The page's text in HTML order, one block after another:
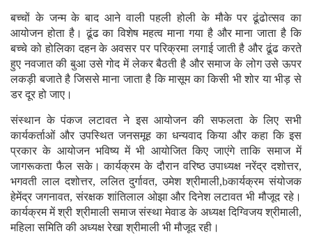
बच्चों के जन्म के बाद आने वाली पहली होली के मौके पर ढूंढोत्सव का
आयोजन होता है। ढूंढ का विशेष महत्व माना गया है और माना जाता है कि
बच्चे को होलिका दहन के अवसर पर परिक्रमा लगाई जाती है और ढूंढ करते
हुए नवजात की बुआ उसे गोद में लेकर बैठती है और समाज के लोग उसे ऊपर
लकड़ी बजाते है जिससे माना जाता है कि मासूम का किसी भी शोर या भीड़ से
डर दूर हो जाए।
संस्थान के पंकज लटावत ने इस आयोजन की सफलता के लिए सभी
कार्यकर्ताओं और उपस्थित जनसमूह का धन्यवाद किया और कहा कि इस
प्रकार के आयोजन भविष्य में भी आयोजित किए जाएंगे ताकि समाज में
जागरूकता फैल सके। कार्यक्रम के दौरान वरिष्ठ उपाध्यक्ष नरेंद्र दशोत्तर,
भगवती लाल दशोत्तर, ललित दुर्गावत, उमेश श्रीमाली,bकार्यक्रम संयोजक
हेमेंद्र जगनावत, संरक्षक शांतिलाल ओझा और दिनेश लटावत भी मौजूद रहे।
कार्यक्रम में श्री श्रीमाली समाज संस्था मेवाड के अध्यक्ष दिग्विजय श्रीमाली,
महिला समिति की अध्यक्ष रेखा श्रीमाली भी मौजूद रही।